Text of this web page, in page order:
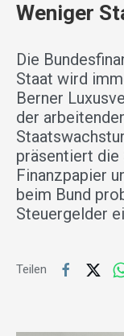
Weniger
Die
Staat wird
Berner
der
präsentiert die
Finanzpapier
beim Bund
Steuergelder
Teilen